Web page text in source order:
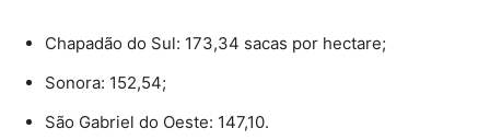
Chapadão do Sul: 173,34 sacas por hectare;
Sonora: 152,54;
São Gabriel do Oeste: 147,10.